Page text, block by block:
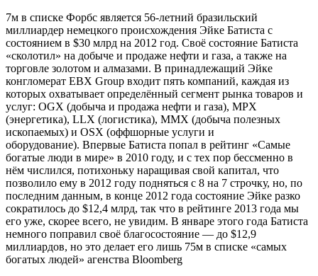
7м в списке Форбс является 56-летний бразильский
миллиардер немецкого происхождения Эйке Батиста с
состоянием в $30 млрд на 2012 год. Своё состояние Батиста
«сколотил» на добыче и продаже нефти и газа, а также на
торговле золотом и алмазами. В принадлежащий Эйке
конгломерат EBX Group входит пять компаний, каждая из
которых охватывает определённый сегмент рынка товаров и
услуг: OGX (добыча и продажа нефти и газа), MPX
(энергетика), LLX (логистика), MMX (добыча полезных
ископаемых) и OSX (оффшорные услуги и
оборудование). Впервые Батиста попал в рейтинг «Самые
богатые люди в мире» в 2010 году, и с тех пор бессменно в
нём числился, потихоньку наращивая свой капитал, что
позволило ему в 2012 году подняться с 8 на 7 строчку, но, по
последним данным, в конце 2012 года состояние Эйке разко
сократилось до $12,4 млрд, так что в рейтинге 2013 года мы
его уже, скорее всего, не увидим. В январе этого года Батиста
немного поправил своё благосостояние — до $12,9
миллиардов, но это делает его лишь 75м в списке «самых
богатых людей» агенства Bloomberg